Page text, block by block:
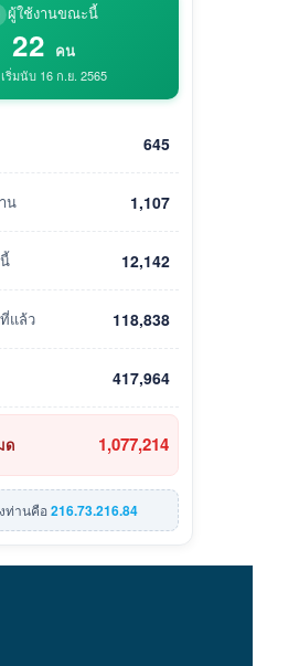
ผู้ใช้งานขณะนี้
22 คน
เริ่มนับ 16 ก.ย. 2565
645
น 1,107
12,142
แล้ว 118,838
417,964
ด 1,077,214
ท่านคือ216.73.216.84